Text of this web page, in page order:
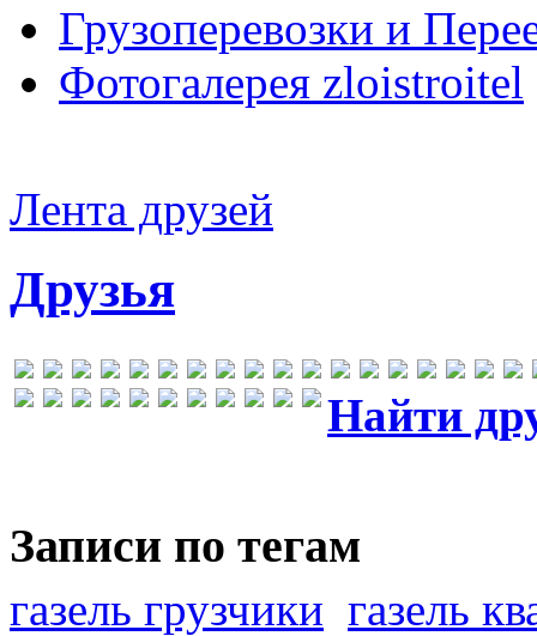
Грузоперевозки и
Фотогалерея zloistroitel
Лента друзей
Друзья
Найти
Записи по тегам
газель грузчики газель